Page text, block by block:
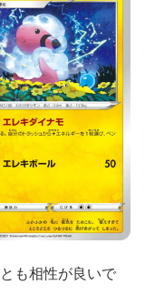
とも相性が良いで